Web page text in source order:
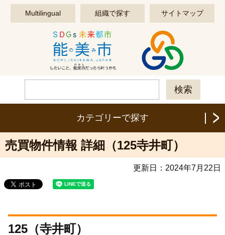
このページの本文へ移動する
Multilingual 組織で探す サイトマップ
カテゴリーで探す
売買物件情報 詳細（125寺井町）
更新日： 2024年7月22日
125（寺井町）